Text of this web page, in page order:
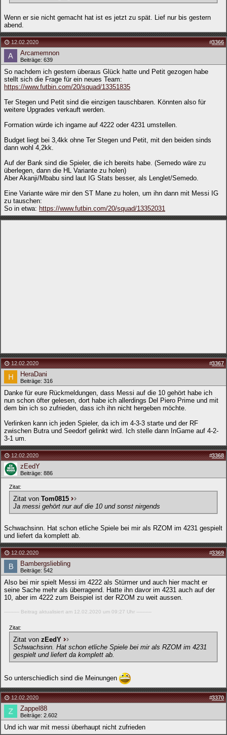
Wenn er sie nicht gemacht hat ist es jetzt zu spät. Lief nur bis gestern
abend.
12.02.2020 #3366
Arcamemnon
Beiträge: 639
So nachdem ich gestern überaus Glück hatte und Petit gezogen habe
stellt sich die Frage für ein neues Team:
https://www.futbin.com/20/squad/13351835
Ter Stegen und Petit sind die einzigen tauschbaren. Könnten also für
weitere Upgrades verkauft werden.
Formation würde ich ingame auf 4222 oder 4231 umstellen.
Budget liegt bei 3,4kk ohne Ter Stegen und Petit, mit den beiden sinds
dann wohl 4,2kk.
Auf der Bank sind die Spieler, die ich bereits habe. (Semedo wäre zu
überlegen, dann die HL Variante zu holen)
Aber Akanji/Mbabu sind laut IG Stats besser, als Lenglet/Semedo.
Eine Variante wäre mir den ST Mane zu holen, um ihn dann mit Messi IG
zu tauschen:
So in etwa: https://www.futbin.com/20/squad/13352031
12.02.2020 #3367
HeraDani
Beiträge: 316
Danke für eure Rückmeldungen, dass Messi auf die 10 gehört habe ich
nun schon öfter gelesen, dort habe ich allerdings Del Piero Prime und mit
dem bin ich so zufrieden, dass ich ihn nicht hergeben möchte.
Verlinken kann ich jeden Spieler, da ich im 4-3-3 starte und der RF
zwischen Butra und Seedorf gelinkt wird. Ich stelle dann InGame auf 4-2-
3-1 um.
12.02.2020 #3368
zEedY
Beiträge: 886
Zitat:
Zitat von Tom0815
Ja messi gehört nur auf die 10 und sonst nirgends
Schwachsinn. Hat schon etliche Spiele bei mir als RZOM im 4231 gespielt
und liefert da komplett ab.
12.02.2020 #3369
Bambergsliebling
Beiträge: 542
Also bei mir spielt Messi im 4222 als Stürmer und auch hier macht er
seine Sache mehr als überragend. Hatte ihn davor im 4231 auch auf der
10, aber im 4222 zum Beispiel ist der RZOM zu weit aussen.
---------- Beitrag aktualisiert am 12.02.2020 um 09:27 Uhr ----------
Zitat:
Zitat von zEedY
Schwachsinn. Hat schon etliche Spiele bei mir als RZOM im 4231
gespielt und liefert da komplett ab.
So unterschiedlich sind die Meinungen
12.02.2020 #3370
Zappel88
Beiträge: 2.602
Und ich war mit messi überhaupt nicht zufrieden